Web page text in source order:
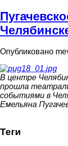
г)
Опубликовано
В центре
прошла
событиями в
Емельяна
Теги